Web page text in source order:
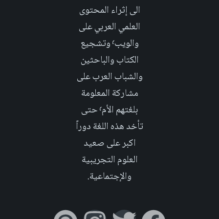
الى إثراء المحتوى
العلمي العربي على
والويب٬ وتشجيع
الكتاب والباحثين
والشباب العرب على
مشاركة المعلومة
بلغتهم الأم٬ حتى
تأخد هذه اللغة دوراً
اكبر على صعيد
العلوم التجريبية
والإجتماعية.